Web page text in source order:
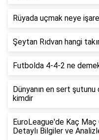
Rüyada uçmak neye
Şeytan Rıdvan hangi
Futbolda 4-4-2 ne
Dünyanın en sert
kimdir
EuroLeague'de Kaç Maç
Detaylı Bilgiler ve